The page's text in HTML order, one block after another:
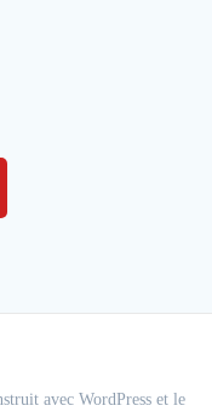
avec WordPress et le